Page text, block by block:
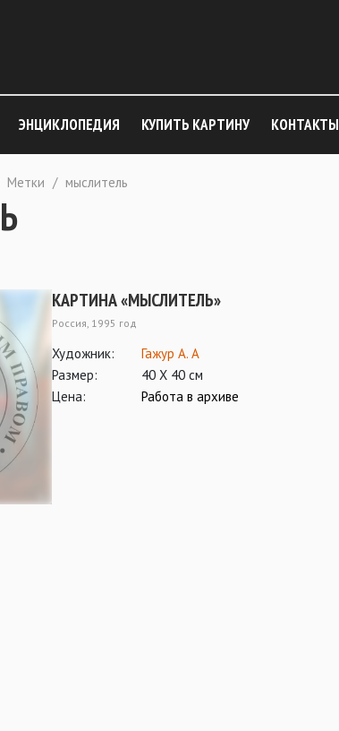
ЭНЦИКЛОПЕДИЯ КУПИТЬ КАРТИНУ КОНТАКТЫ
Метки / мыслитель
КАРТИНА «МЫСЛИТЕЛЬ»
Россия, 1995 год
Художник:
Гажур А. А
Размер:
40 Х 40 см
Цена:
Работа в архиве